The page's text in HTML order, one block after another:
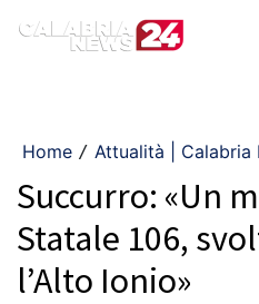
Home / Attualità | Calabria
Succurro: «Un
Statale 106,
l’Alto Ionio»